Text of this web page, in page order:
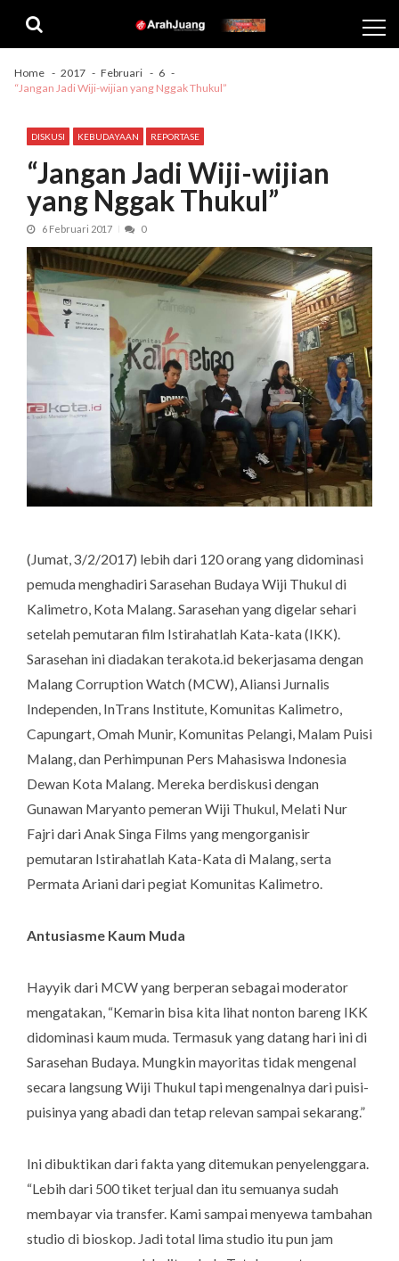
navigation
content
Home 2017 Februari
6
“Jangan Jadi Wiji-wijian yang Nggak Thukul”
DISKUSI KEBUDAYAAN REPORTASE
“Jangan Jadi Wiji-wijian
yang Nggak Thukul”
6 Februari 2017 0
(Jumat, 3/2/2017) lebih dari 120 orang yang didominasi
pemuda menghadiri Sarasehan Budaya Wiji Thukul di
Kalimetro, Kota Malang. Sarasehan yang digelar sehari
setelah pemutaran film Istirahatlah Kata-kata (IKK).
Sarasehan ini diadakan terakota.id bekerjasama dengan
Malang Corruption Watch (MCW), Aliansi Jurnalis
Independen, InTrans Institute, Komunitas Kalimetro,
Capungart, Omah Munir, Komunitas Pelangi, Malam Puisi
Malang, dan Perhimpunan Pers Mahasiswa Indonesia
Dewan Kota Malang. Mereka berdiskusi dengan
Gunawan Maryanto pemeran Wiji Thukul, Melati Nur
Fajri dari Anak Singa Films yang mengorganisir
pemutaran Istirahatlah Kata-Kata di Malang, serta
Permata Ariani dari pegiat Komunitas Kalimetro.
Antusiasme Kaum Muda
Hayyik dari MCW yang berperan sebagai moderator
mengatakan, “Kemarin bisa kita lihat nonton bareng IKK
didominasi kaum muda. Termasuk yang datang hari ini di
Sarasehan Budaya. Mungkin mayoritas tidak mengenal
secara langsung Wiji Thukul tapi mengenalnya dari puisi-
puisinya yang abadi dan tetap relevan sampai sekarang.”
Ini dibuktikan dari fakta yang ditemukan penyelenggara.
“Lebih dari 500 tiket terjual dan itu semuanya sudah
membayar via transfer. Kami sampai menyewa tambahan
studio di bioskop. Jadi total lima studio itu pun jam